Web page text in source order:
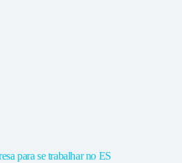
para se trabalhar no ES